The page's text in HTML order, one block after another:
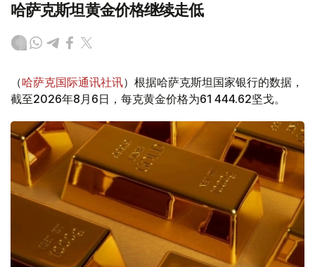
哈萨克斯坦黄金价格继续走低
（哈萨克国际通讯社讯）根据哈萨克斯坦国家银行的数据，
截至2026年8月6日，每克黄金价格为61 444.62坚戈。